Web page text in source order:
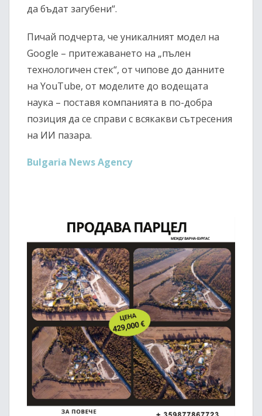
да бъдат загубени“.
Пичай подчерта, че уникалният модел на
Google – притежаването на „пълен
технологичен стек“, от чипове до данните
на YouTube, от моделите до водещата
наука – поставя компанията в по-добра
позиция да се справи с всякакви сътресения
на ИИ пазара.
Bulgaria News Agency